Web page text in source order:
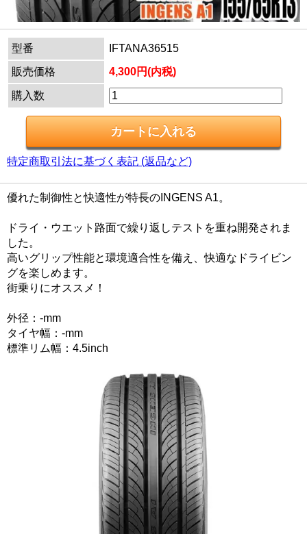
型番
IFTANA36515
販売価格
4,300円(内税)
購入数
特定商取引法に基づく表記 (返品など)
優れた制御性と快適性が特長のINGENS A1。
ドライ・ウエット路面で繰り返しテストを重ね開発されま
した。
高いグリップ性能と環境適合性を備え、快適なドライビン
グを楽しめます。
街乗りにオススメ！
外径：-mm
タイヤ幅：-mm
標準リム幅：4.5inch